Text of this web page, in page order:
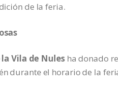
de la feria.
Vila de Nulesha donado
durante el horario de la